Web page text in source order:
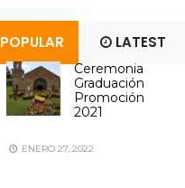
POPULAR LATEST
Ceremonia
Graduación
Promoción
2021
ENERO 27, 2022